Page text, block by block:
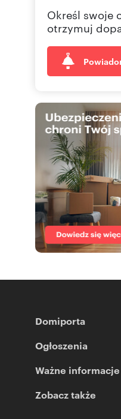
Określ swoje
otrzymuj
Domiporta
Ogłoszenia
Ważne informacje
Zobacz także